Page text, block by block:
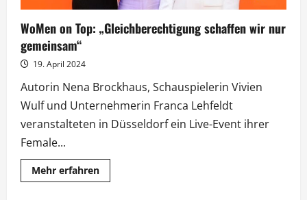
WoMen on Top: „Gleichberechtigung schaffen wir nur
gemeinsam“
19. April 2024
Autorin Nena Brockhaus, Schauspielerin Vivien
Wulf und Unternehmerin Franca Lehfeldt
veranstalteten in Düsseldorf ein Live-Event ihrer
Female...
Mehr erfahrenMehr
Informationen